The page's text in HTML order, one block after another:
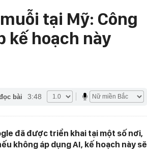
tại Mỹ: Công
kế hoạch này
bài 3:48
đã được triển khai tại một số nơi,
không áp dụng AI, kế hoạch này sẽ